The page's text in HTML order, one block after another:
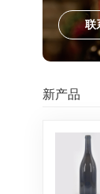
联
新产品